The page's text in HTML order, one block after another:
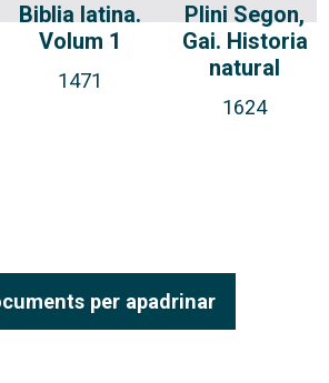
Biblia latina.
Volum 1
1471
Plini Segon,
Gai. Historia
natural
1624
per apadrinar